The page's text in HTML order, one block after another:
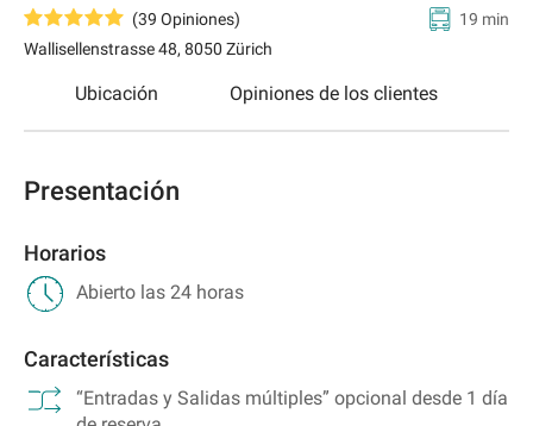
(39 Opiniones)
19 min
Wallisellenstrasse 48, 8050 Zürich
Ubicación Opiniones de los clientes
Presentación
Horarios
Abierto las 24 horas
Características
“Entradas y Salidas múltiples” opcional desde 1 día